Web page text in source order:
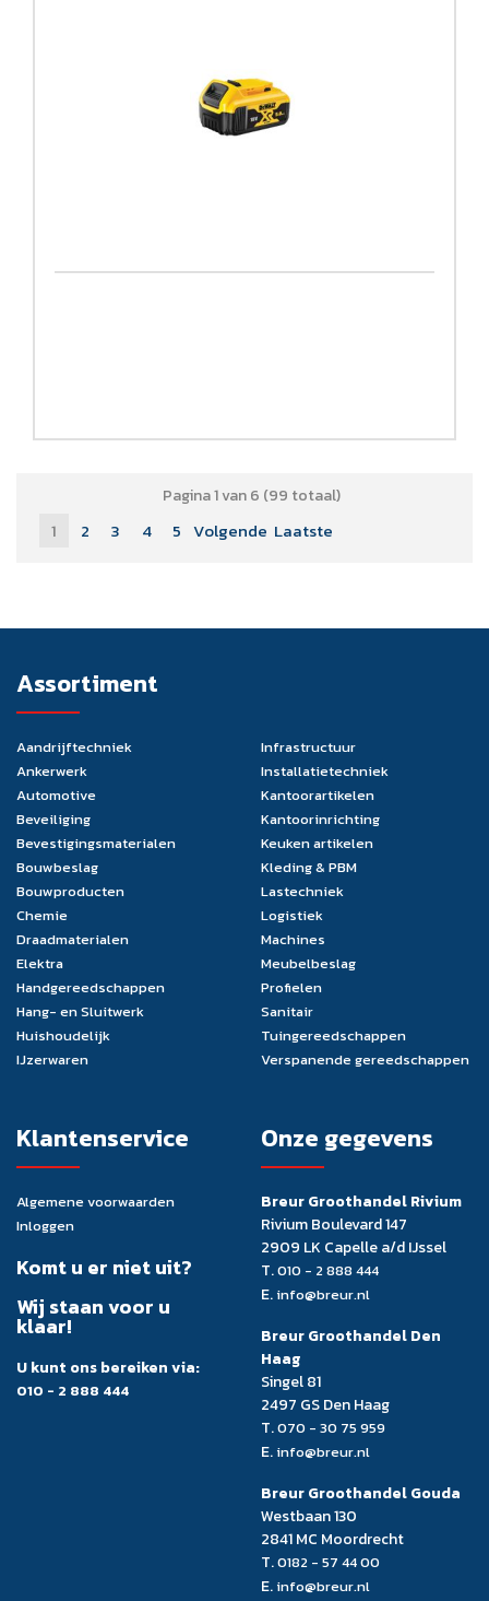
Pagina 1 van 6 (99 totaal)
1 2 3 4 5 Volgende Laatste
Assortiment
Aandrijftechniek
Ankerwerk
Automotive
Beveiliging
Bevestigingsmaterialen
Bouwbeslag
Bouwproducten
Chemie
Draadmaterialen
Elektra
Handgereedschappen
Hang- en Sluitwerk
Huishoudelijk
IJzerwaren
Infrastructuur
Installatietechniek
Kantoorartikelen
Kantoorinrichting
Keuken artikelen
Kleding & PBM
Lastechniek
Logistiek
Machines
Meubelbeslag
Profielen
Sanitair
Tuingereedschappen
Verspanende gereedschappen
Klantenservice
Algemene voorwaarden
Inloggen
Komt u er niet uit?
Wij staan voor u
klaar!
U kunt ons bereiken via:
010 - 2 888 444
Onze gegevens
Breur Groothandel Rivium
Rivium Boulevard 147
2909 LK Capelle a/d IJssel
T.010 - 2 888 444
E. info@breur.nl
Breur Groothandel Den
Haag
Singel 81
2497 GS Den Haag
T.070 - 30 75 959
E. info@breur.nl
Breur Groothandel Gouda
Westbaan 130
2841 MC Moordrecht
T.0182 - 57 44 00
E. info@breur.nl